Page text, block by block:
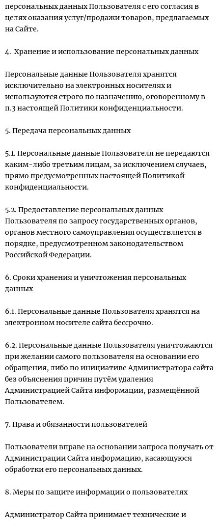
персональных данных Пользователя с его согласия в
целях оказания услуг/продажи товаров, предлагаемых
на Сайте.
4. Хранение и использование персональных данных
Персональные данные Пользователя хранятся
исключительно на электронных носителях и
используются строго по назначению, оговоренному в
п.3 настоящей Политики конфиденциальности.
5. Передача персональных данных
5.1. Персональные данные Пользователя не передаются
каким-либо третьим лицам, за исключением случаев,
прямо предусмотренных настоящей Политикой
конфиденциальности.
5.2. Предоставление персональных данных
Пользователя по запросу государственных органов,
органов местного самоуправления осуществляется в
порядке, предусмотренном законодательством
Российской Федерации.
6. Сроки хранения и уничтожения персональных
данных
6.1. Персональные данные Пользователя хранятся на
электронном носителе сайта бессрочно.
6.2. Персональные данные Пользователя уничтожаются
при желании самого пользователя на основании его
обращения, либо по инициативе Администратора сайта
без объяснения причин путём удаления
Администрацией Сайта информации, размещённой
Пользователем.
7. Права и обязанности пользователей
Пользователи вправе на основании запроса получать от
Администрации Сайта информацию, касающуюся
обработки его персональных данных.
8. Меры по защите информации о пользователях
Администратор Сайта принимает технические и